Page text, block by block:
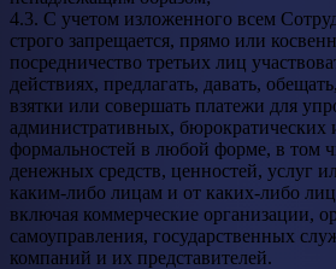
4.3. С учетом изложенного всем
строго запрещается, прямо или
посредничество третьих лиц
действиях, предлагать, давать,
взятки или совершать платежи для
административных, бюрократических
формальностей в любой форме, в том
денежных средств, ценностей, услуг
каким-либо лицам и от каких-либо
включая коммерческие организации,
самоуправления, государственных
компаний и их представителей.